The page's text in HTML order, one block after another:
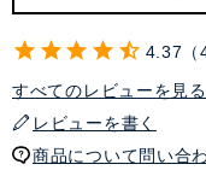
4.37
すべてのレビューを見る
レビューを書く
商品について問い合